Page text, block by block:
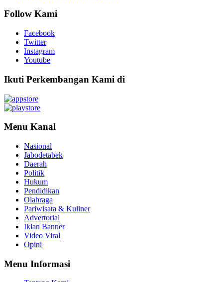
Follow Kami
Facebook
Twitter
Instagram
Youtube
Ikuti Perkembangan Kami di
Menu Kanal
Nasional
Jabodetabek
Daerah
Politik
Hukum
Pendidikan
Olahraga
Pariwisata & Kuliner
Advertorial
Iklan Banner
Video Viral
Opini
Menu Informasi